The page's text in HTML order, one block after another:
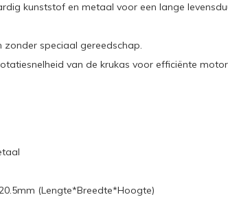
kunststof en metaal voor een lange
zonder speciaal gereedschap.
van de krukas voor efficiënte
(Lengte*Breedte*Hoogte)